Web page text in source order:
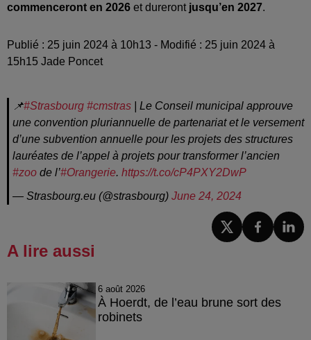
commenceront en 2026 et dureront jusqu’en 2027.
Publié : 25 juin 2024 à 10h13 - Modifié : 25 juin 2024 à
15h15 Jade Poncet
📌#Strasbourg #cmstras | Le Conseil municipal approuve
une convention pluriannuelle de partenariat et le versement
d’une subvention annuelle pour les projets des structures
lauréates de l’appel à projets pour transformer l’ancien
#zoo de l’#Orangerie. https://t.co/cP4PXY2DwP
— Strasbourg.eu (@strasbourg) June 24, 2024
A lire aussi
6 août 2026
À Hoerdt, de l’eau brune sort des
robinets